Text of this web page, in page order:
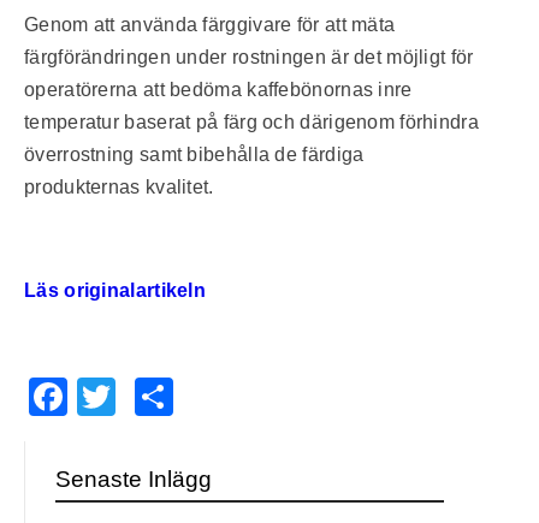
Genom att använda färggivare för att mäta
färgförändringen under rostningen är det möjligt för
operatörerna att bedöma kaffebönornas inre
temperatur baserat på färg och därigenom förhindra
överrostning samt bibehålla de färdiga
produkternas kvalitet.
Läs originalartikeln
Facebook
Twitter
Senaste Inlägg